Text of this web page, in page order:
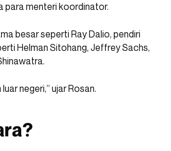
para menteri koordinator.
besar seperti Ray Dalio, pendiri
Helman Sitohang, Jeffrey Sachs,
negeri,” ujar Rosan.